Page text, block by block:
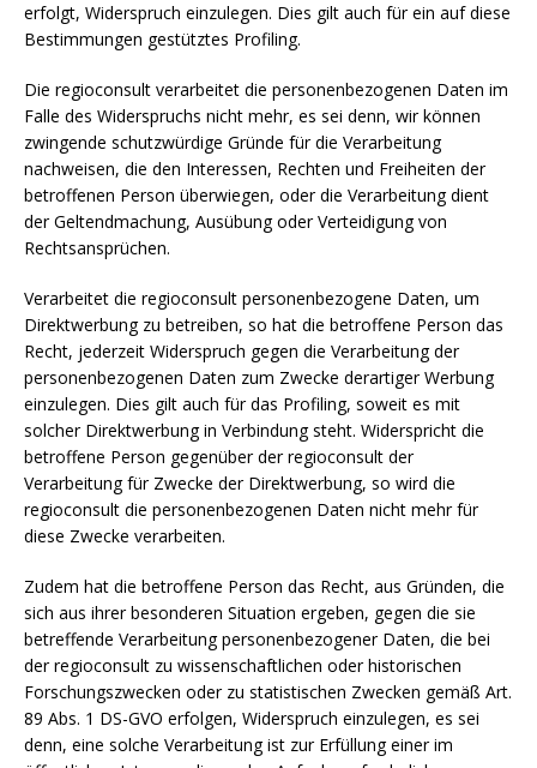
erfolgt, Widerspruch einzulegen. Dies gilt auch für ein auf diese
Bestimmungen gestütztes Profiling.
Die regioconsult verarbeitet die personenbezogenen Daten im
Falle des Widerspruchs nicht mehr, es sei denn, wir können
zwingende schutzwürdige Gründe für die Verarbeitung
nachweisen, die den Interessen, Rechten und Freiheiten der
betroffenen Person überwiegen, oder die Verarbeitung dient
der Geltendmachung, Ausübung oder Verteidigung von
Rechtsansprüchen.
Verarbeitet die regioconsult personenbezogene Daten, um
Direktwerbung zu betreiben, so hat die betroffene Person das
Recht, jederzeit Widerspruch gegen die Verarbeitung der
personenbezogenen Daten zum Zwecke derartiger Werbung
einzulegen. Dies gilt auch für das Profiling, soweit es mit
solcher Direktwerbung in Verbindung steht. Widerspricht die
betroffene Person gegenüber der regioconsult der
Verarbeitung für Zwecke der Direktwerbung, so wird die
regioconsult die personenbezogenen Daten nicht mehr für
diese Zwecke verarbeiten.
Zudem hat die betroffene Person das Recht, aus Gründen, die
sich aus ihrer besonderen Situation ergeben, gegen die sie
betreffende Verarbeitung personenbezogener Daten, die bei
der regioconsult zu wissenschaftlichen oder historischen
Forschungszwecken oder zu statistischen Zwecken gemäß Art.
89 Abs. 1 DS-GVO erfolgen, Widerspruch einzulegen, es sei
denn, eine solche Verarbeitung ist zur Erfüllung einer im